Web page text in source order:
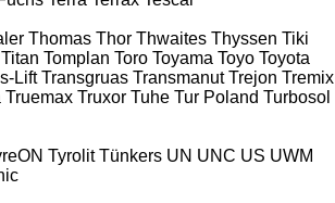
Thomas Thor Thwaites Thyssen Tiki
Titan Tomplan Toro Toyama Toyo Toyota
Lift Transgruas Transmanut Trejon Tremix
Truemax Truxor Tuhe Tur Poland Turbosol
Tyrolit Tünkers UN UNC US UWM